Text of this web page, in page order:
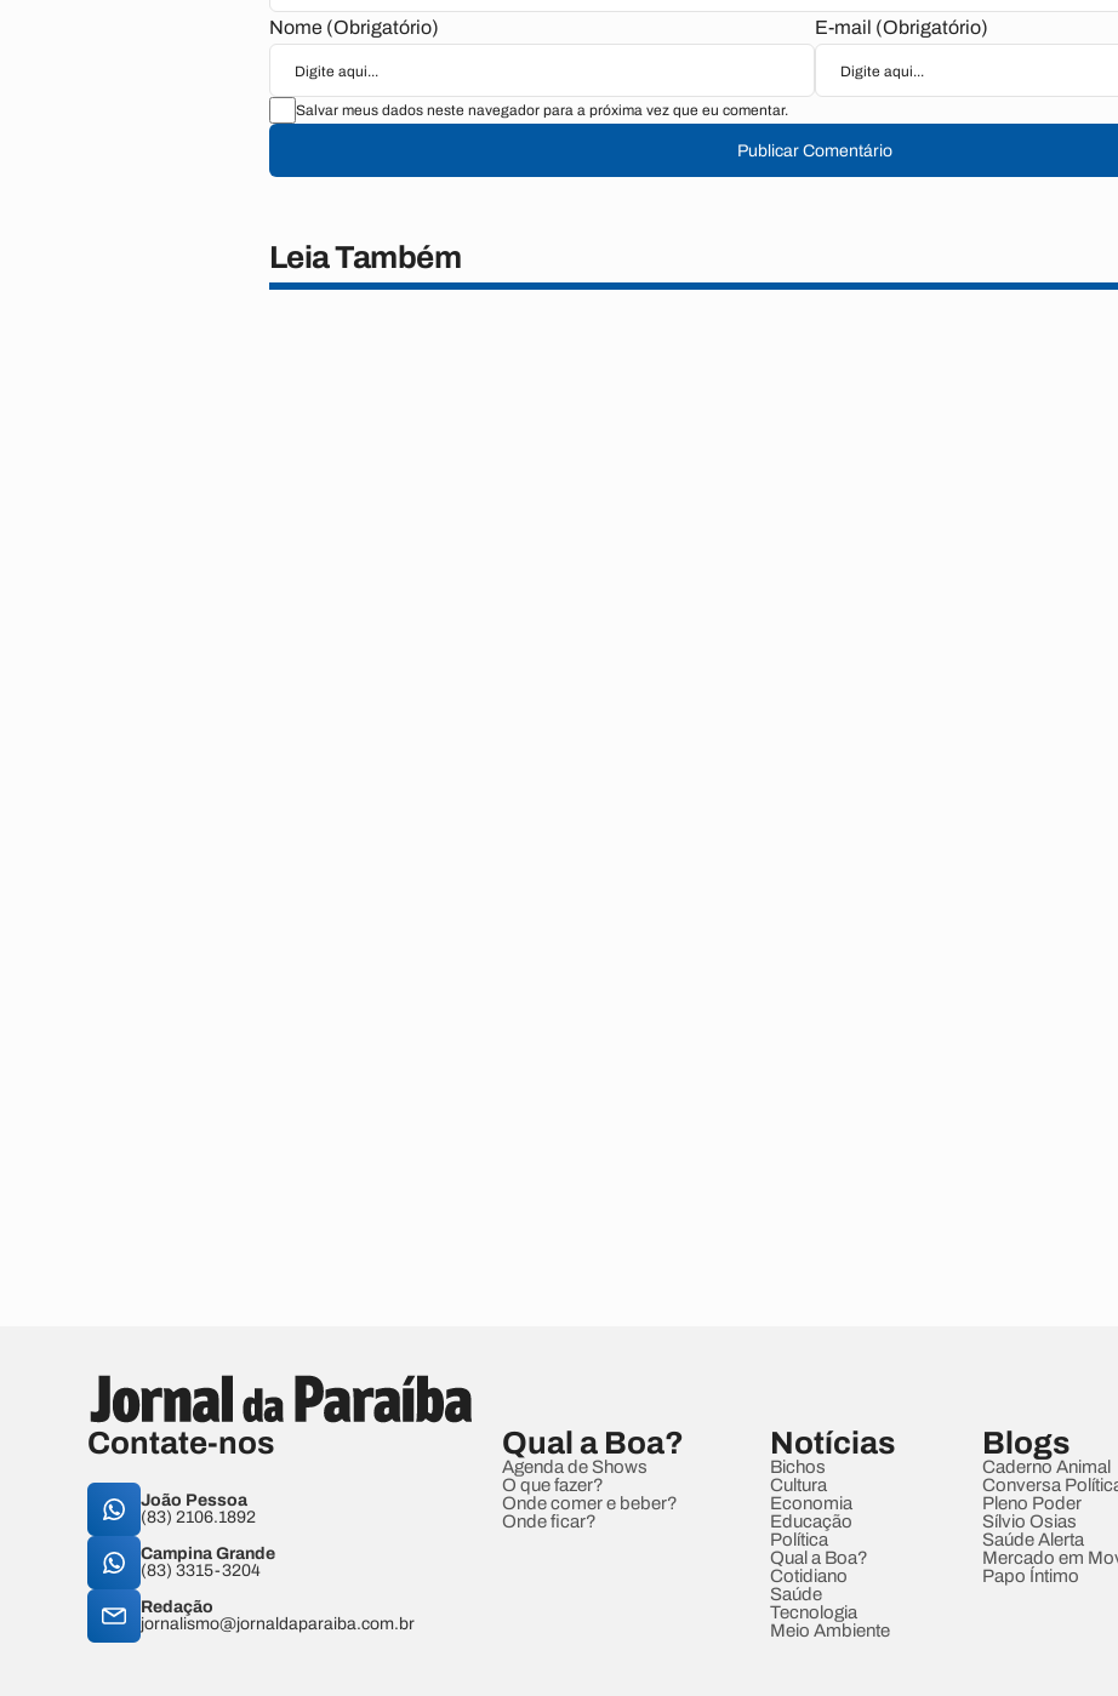
Nome (Obrigatório) E-mail (Obrigatório)
Salvar meus dados neste navegador para a próxima vez que eu comentar.
Publicar Comentário
Leia Também
Contate-nos
João Pessoa
(83) 2106.1892
Campina Grande
(83) 3315-3204
Redação
jornalismo@jornaldaparaiba.com.br
Qual a Boa?
Agenda de Shows
O que fazer?
Onde comer e beber?
Onde ficar?
Notícias
Bichos
Cultura
Economia
Educação
Política
Qual a Boa?
Cotidiano
Saúde
Tecnologia
Meio Ambiente
Blogs
Caderno Animal
Conversa
Pleno Poder
Sílvio Osias
Saúde Alerta
Mercado em
Papo Íntimo